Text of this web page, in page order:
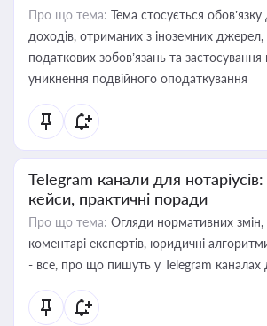
Про що тема: Тема стосується
доходів, отриманих з іноземних джерел,
податкових зобов’язань та
уникнення подвійного оподаткування
Telegram канали для
кейси, практичні поради
Про що тема: Огляди нормативних змін,
коментарі експертів, юридичні
- все, про що пишуть у Telegram каналах